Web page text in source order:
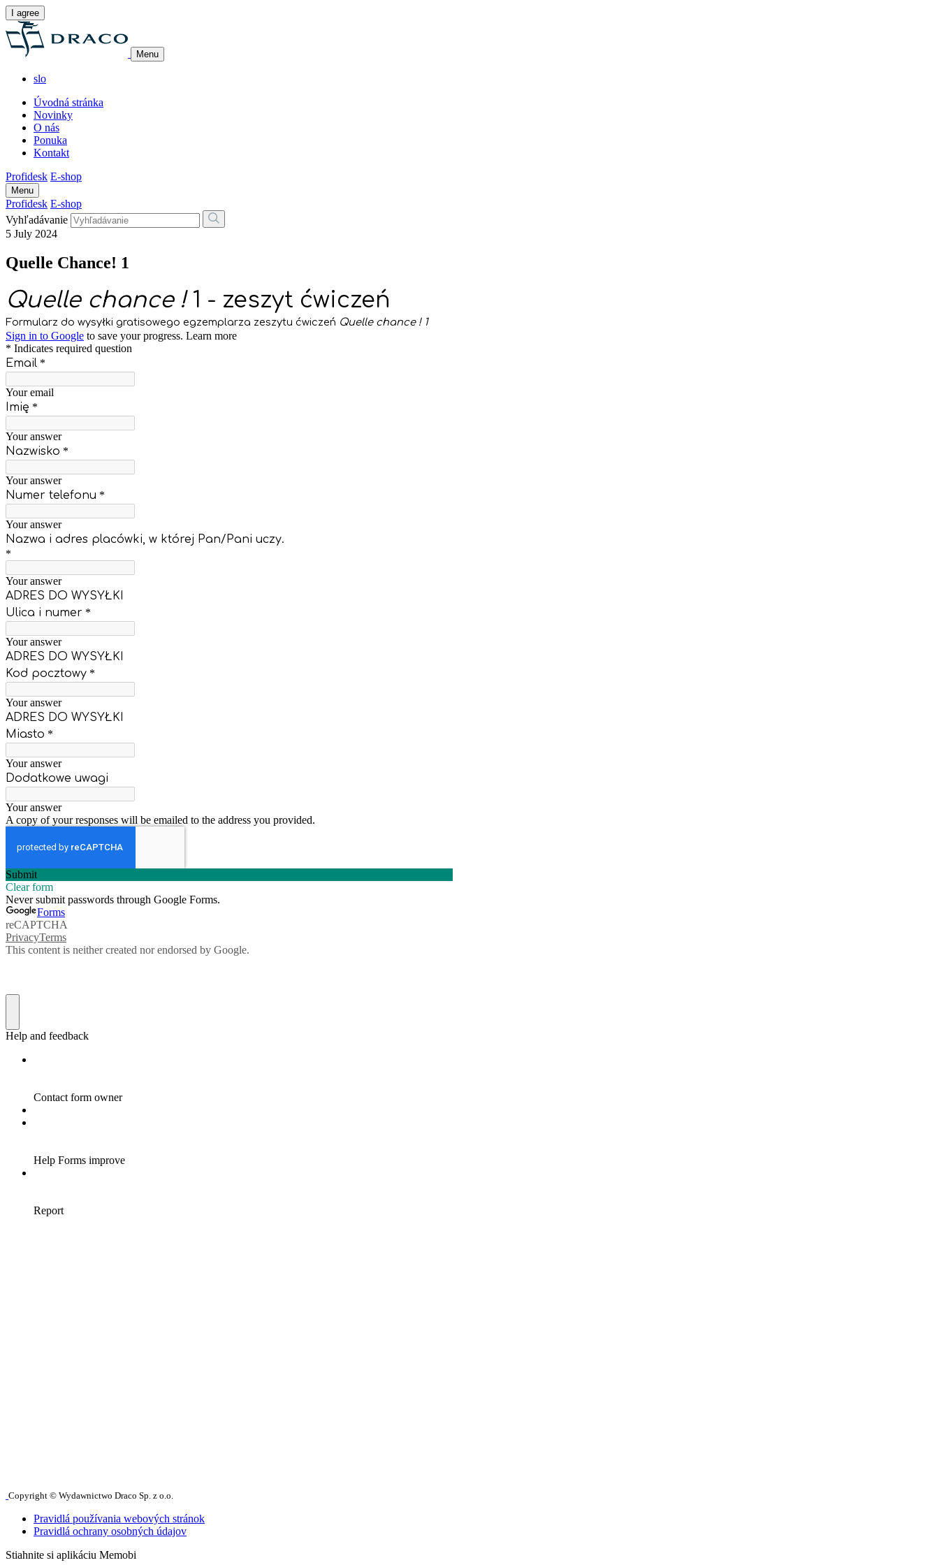
I agree
Menu
slo
Úvodná stránka
Novinky
O nás
Ponuka
Kontakt
Profidesk E-shop
Menu
Profidesk E-shop
Vyhľadávanie
5 July 2024
Quelle Chance! 1
Copyright © Wydawnictwo Draco Sp. z o.o.
Pravidlá používania webových stránok
Pravidlá ochrany osobných údajov
Stiahnite si aplikáciu Memobi